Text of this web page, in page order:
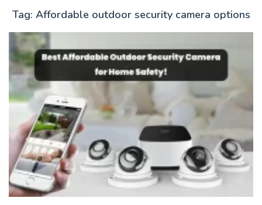
Tag: Affordable outdoor security camera options